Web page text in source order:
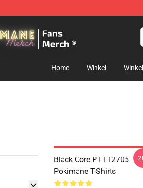
Home Winkel
Black Core PTTT2705
Pokimane T-Shirts
-